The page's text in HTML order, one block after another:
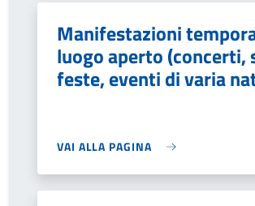
Manifestazioni
luogo aperto (concerti,
feste, eventi di varia
VAI ALLA PAGINA